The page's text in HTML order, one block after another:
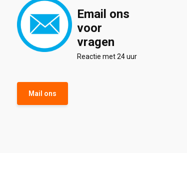
Email ons
voor
vragen
Reactie met 24 uur
Mail ons